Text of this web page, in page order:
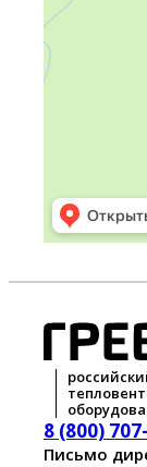
8 (800)
Письмо